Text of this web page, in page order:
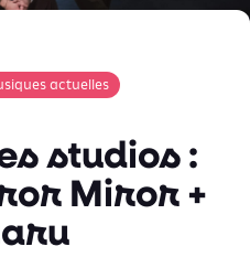
actuelles
studios :
Miror +